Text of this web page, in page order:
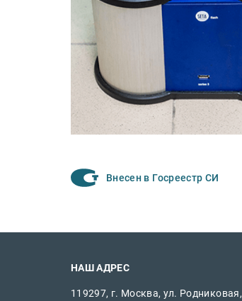
Внесен в Госреестр СИ
НАШ АДРЕС
119297, г. Москва, ул. Родниковая,